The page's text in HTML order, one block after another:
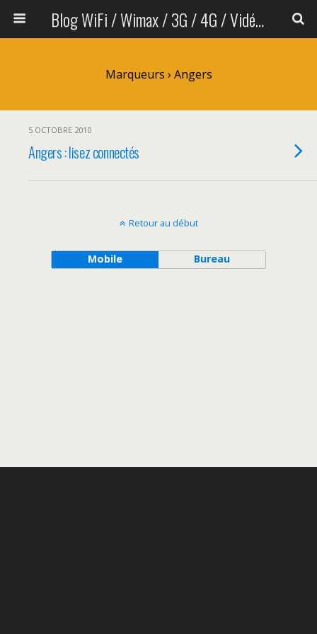
Blog WiFi / Wimax / 3G / 4G / Vidéo sans fil
Marqueurs › Angers
5 OCTOBRE 2010
Angers : lisez connectés
Retour au début
Mobile Bureau